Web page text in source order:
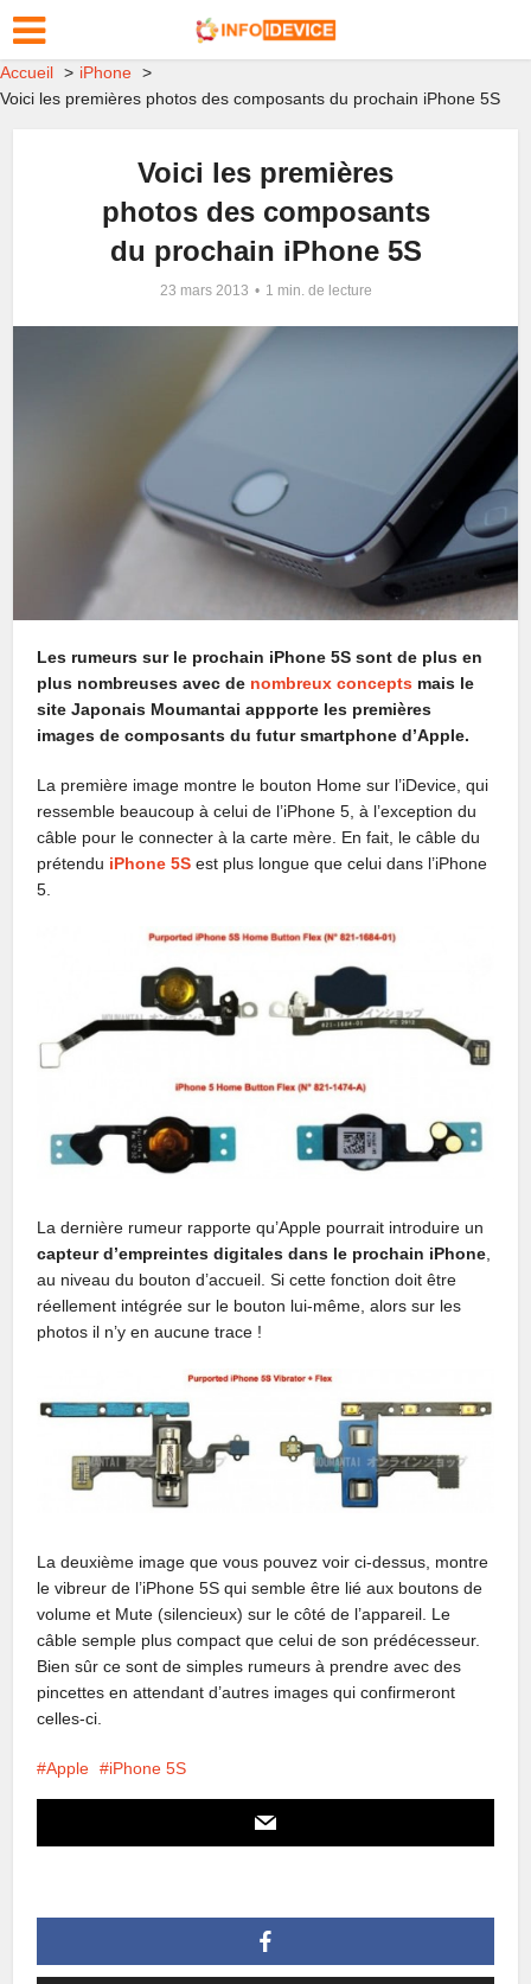
Accueil
iPhone
Voici les premières photos des composants du prochain iPhone 5S
Voici les premières
photos des composants
du prochain iPhone 5S
23 mars 2013 1 min. de lecture
Les rumeurs sur le prochain iPhone 5S sont de plus en
plus nombreuses avec de nombreux concepts mais le
site Japonais Moumantai appporte les premières
images de composants du futur smartphone d’Apple.
La première image montre le bouton Home sur l’iDevice, qui
ressemble beaucoup à celui de l’iPhone 5, à l’exception du
câble pour le connecter à la carte mère. En fait, le câble du
prétendu iPhone 5S est plus longue que celui dans l’iPhone
5.
La dernière rumeur rapporte qu’Apple pourrait introduire un
capteur d’empreintes digitales dans le prochain iPhone,
au niveau du bouton d’accueil. Si cette fonction doit être
réellement intégrée sur le bouton lui-même, alors sur les
photos il n’y en aucune trace !
La deuxième image que vous pouvez voir ci-dessus, montre
le vibreur de l’iPhone 5S qui semble être lié aux boutons de
volume et Mute (silencieux) sur le côté de l’appareil. Le
câble semple plus compact que celui de son prédécesseur.
Bien sûr ce sont de simples rumeurs à prendre avec des
pincettes en attendant d’autres images qui confirmeront
celles-ci.
Apple iPhone 5S